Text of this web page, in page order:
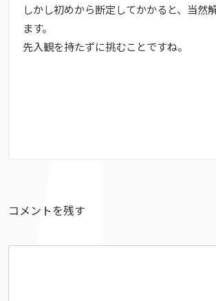
しかし初めから断定してかかると、当然
ます。
先入観を持たずに挑むことですね。
コメントを残す